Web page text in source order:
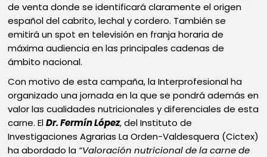
de venta donde se identificará claramente el origen
español del cabrito, lechal y cordero. También se
emitirá un spot en televisión en franja horaria de
máxima audiencia en las principales cadenas de
ámbito nacional.
Con motivo de esta campaña, la Interprofesional ha
organizado una jornada en la que se pondrá además en
valor las cualidades nutricionales y diferenciales de esta
carne. ElDr. Fermín López, del Instituto de
Investigaciones Agrarias La Orden-Valdesquera (Cictex)
ha abordado la “Valoración nutricional de la carne de